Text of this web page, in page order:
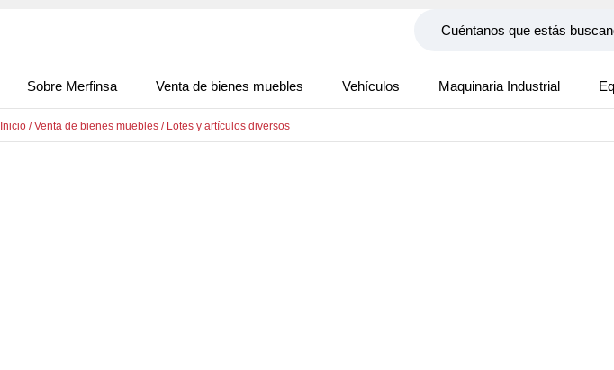
Sobre Merfinsa Venta de bienes muebles Vehículos Maquinaria Industrial
Inicio /Venta de bienes muebles / Lotes y artículos diversos